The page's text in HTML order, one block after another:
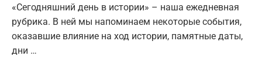
«Сегодняшний день в истории» – наша ежедневная
рубрика. В ней мы напоминаем некоторые события,
оказавшие влияние на ход истории, памятные даты,
дни …